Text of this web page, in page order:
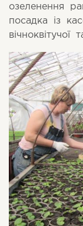
озеленення
посадка із
вічноквітучої